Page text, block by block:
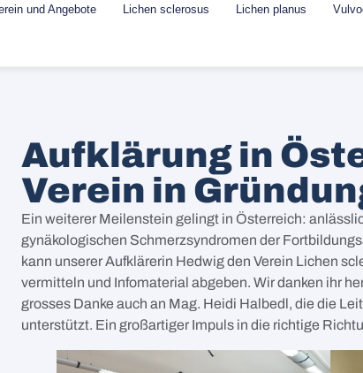
und Angebote Lichen sclerosus Lichen planus
Aufklärung in
Verein in
Ein weiterer Meilenstein gelingt in Österreich:
gynäkologischen Schmerzsyndromen der
kann unserer Aufklärerin Hedwig den Verein Lichen
vermitteln und Infomaterial abgeben. Wir danken ihr
grosses Danke auch an Mag. Heidi Halbedl, die die
unterstützt. Ein großartiger Impuls in die richtige